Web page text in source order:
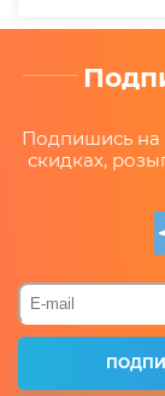
Подпишись на
скидках,